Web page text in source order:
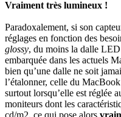
Vraiment très lumineux !
Paradoxalement, si son
réglages en fonction des
glossy, du moins la dalle
embarquée dans les actuels
bien qu’une dalle ne soit
l’étalonner, celle du
surtout lorsqu’elle est réglée
moniteurs dont les
cd/m2, ce qui pose alors